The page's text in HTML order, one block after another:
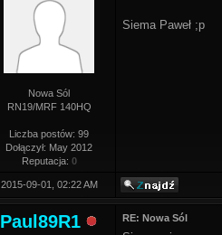
Nowa Sól
RN19/MRF 140HQ
Liczba postów: 99
Dołączył: May 2012
Reputacja: 0
Siema Paweł ;p
2015-09-01, 02:22 AM
Paul89R1 RE: Nowa Sól